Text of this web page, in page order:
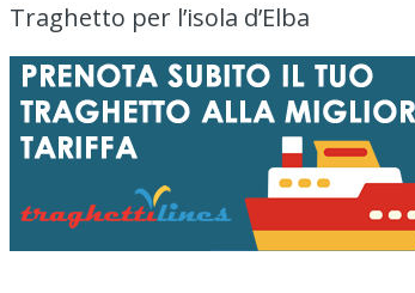
Traghetto per l’isola d’Elba